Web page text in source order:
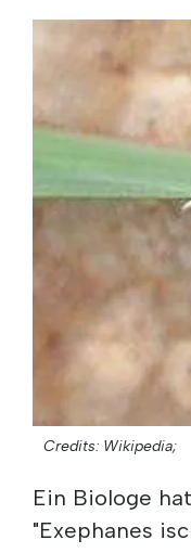
Credits: Wikipedia;
Ein Biologe
"Exephanes